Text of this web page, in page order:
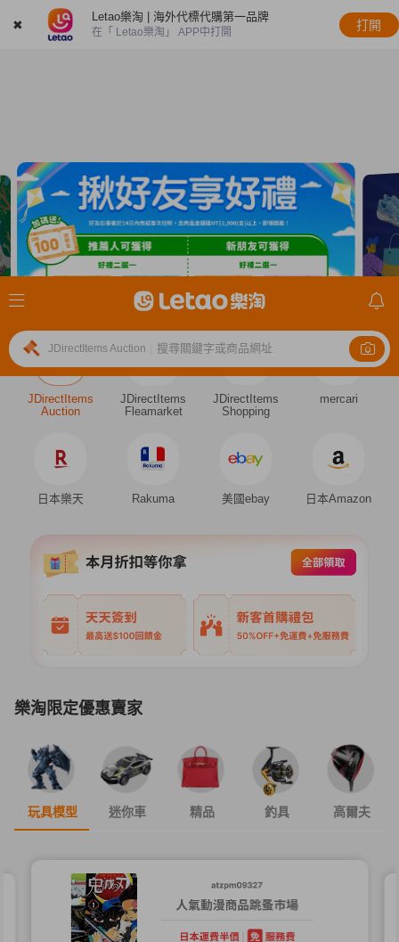
✖
Letao樂淘 | 海外代標代購第一品牌
在「 Letao樂淘」 APP中打開
打開
JDirectItems Auction 搜尋關鍵字或商品網址
JDirectItems
Auction
JDirectItems
Fleamarket
JDirectItems
Shopping
mercari
日本樂天 Rakuma 美國ebay 日本Amazon
樂淘限定優惠賣家
玩具模型 迷你車 精品 釣具 高爾夫